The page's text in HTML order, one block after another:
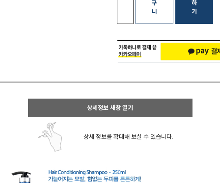
구
니
하
기
상세정보 새창 열기
상세 정보를 확대해 보실 수 있습니다.